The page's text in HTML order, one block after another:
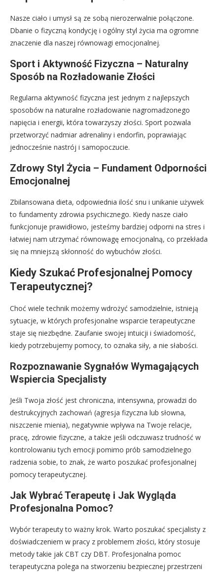
Nasze ciało i umysł są ze sobą nierozerwalnie połączone.
Dbanie o fizyczną kondycję i ogólny styl życia ma ogromne
znaczenie dla naszej równowagi emocjonalnej.
Sport i Aktywność Fizyczna – Naturalny
Sposób na Rozładowanie Złości
Regularna aktywność fizyczna jest jednym z najlepszych
sposobów na naturalne rozładowanie nagromadzonego
napięcia i energii, która towarzyszy złości. Sport pozwala
przetworzyć nadmiar adrenaliny i endorfin, poprawiając
jednocześnie nastrój i samopoczucie.
Zdrowy Styl Życia – Fundament Odporności
Emocjonalnej
Zbilansowana dieta, odpowiednia ilość snu i unikanie używek
to fundamenty zdrowia psychicznego. Kiedy nasze ciało
funkcjonuje prawidłowo, jesteśmy bardziej odporni na stres i
łatwiej nam utrzymać równowagę emocjonalną, co przekłada
się na mniejszą skłonność do wybuchów złości.
Kiedy Szukać Profesjonalnej Pomocy
Terapeutycznej?
Choć wiele technik możemy wdrożyć samodzielnie, istnieją
sytuacje, w których profesjonalne wsparcie terapeutyczne
staje się niezbędne. Zaufanie swojej intuicji i świadomość,
kiedy potrzebujemy pomocy, to oznaka siły, a nie słabości.
Rozpoznawanie Sygnałów Wymagających
Wspiercia Specjalisty
Jeśli Twoja złość jest chroniczna, intensywna, prowadzi do
destrukcyjnych zachowań (agresja fizyczna lub słowna,
niszczenie mienia), negatywnie wpływa na Twoje relacje,
pracę, zdrowie fizyczne, a także jeśli odczuwasz trudność w
kontrolowaniu tych emocji pomimo prób samodzielnego
radzenia sobie, to znak, że warto poszukać profesjonalnej
pomocy terapeutycznej.
Jak Wybrać Terapeutę i Jak Wygląda
Profesjonalna Pomoc?
Wybór terapeuty to ważny krok. Warto poszukać specjalisty z
doświadczeniem w pracy z problemem złości, który stosuje
metody takie jak CBT czy DBT. Profesjonalna pomoc
terapeutyczna polega na stworzeniu bezpiecznej przestrzeni